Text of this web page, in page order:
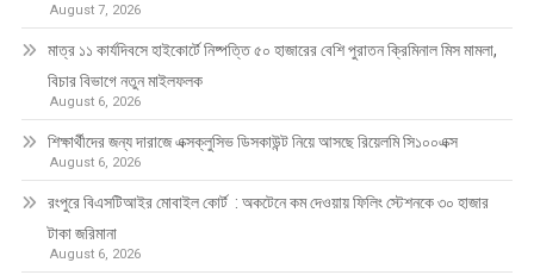
August 7, 2026
মাত্র ১১ কার্যদিবসে হাইকোর্টে নিষ্পত্তি ৫০ হাজারের বেশি পুরাতন ক্রিমিনাল মিস মামলা,
বিচার বিভাগে নতুন মাইলফলক
August 6, 2026
শিক্ষার্থীদের জন্য দারাজে এক্সক্লুসিভ ডিসকাউন্ট নিয়ে আসছে রিয়েলমি সি১০০এক্স
August 6, 2026
রংপুরে বিএসটিআইর মোবাইল কোর্ট : অকটেনে কম দেওয়ায় ফিলিং স্টেশনকে ৩০ হাজার
টাকা জরিমানা
August 6, 2026